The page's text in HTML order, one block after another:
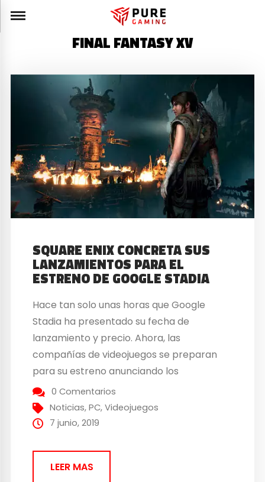
FINAL FANTASY XV
SQUARE ENIX CONCRETA SUS
LANZAMIENTOS PARA EL
ESTRENO DE GOOGLE STADIA
Hace tan solo unas horas que Google
Stadia ha presentado su fecha de
lanzamiento y precio. Ahora, las
compañías de videojuegos se preparan
para su estreno anunciando los
videojuegos que estarán disponibles de
forma inicial. En el caso de Square Enix, ya
se han confirmado los lanzamientos de
0 Comentarios
Noticias,PC,Videojuegos
7 junio, 2019
LEER MAS